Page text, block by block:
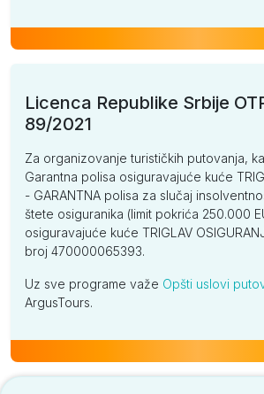
Licenca Republike Srbije
89/2021
Za organizovanje turističkih putovanja,
Garantna polisa osiguravajuće kuće
- GARANTNA polisa za slučaj
štete osiguranika (limit pokrića 250.000
osiguravajuće kuće TRIGLAV
broj 470000065393.
Uz sve programe važe Opšti uslovi
ArgusTours.